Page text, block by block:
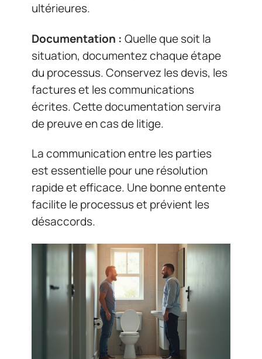
ultérieures.
Documentation : Quelle que soit la
situation, documentez chaque étape
du processus. Conservez les devis, les
factures et les communications
écrites. Cette documentation servira
de preuve en cas de litige.
La communication entre les parties
est essentielle pour une résolution
rapide et efficace. Une bonne entente
facilite le processus et prévient les
désaccords.